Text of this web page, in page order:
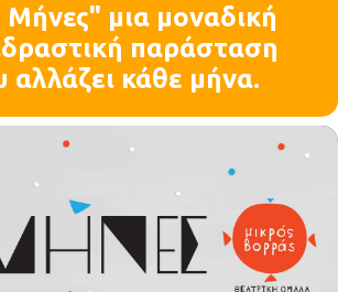
Μήνες" μια μοναδική
παράσταση
αλλάζει κάθε μήνα.